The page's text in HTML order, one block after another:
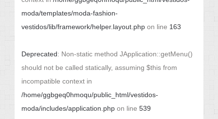
moda/templates/moda-fashion-
vestidos/lib/framework/helper.layout.php on line 163
Deprecated: Non-static method JApplication::getMenu()
should not be called statically, assuming $this from
incompatible context in
/home/ggbgeq0hmoqu/public_html/vestidos-
moda/includes/application.php on line 539